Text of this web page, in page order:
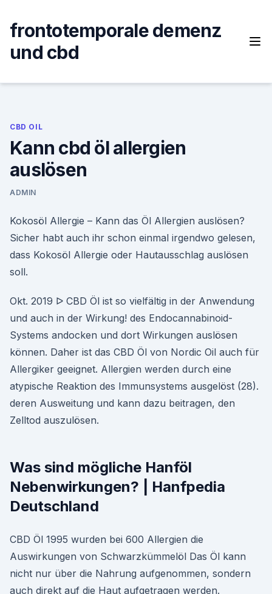
content
frontotemporale demenz
und cbd
CBD OIL
Kann cbd öl allergien
auslösen
ADMIN
Kokosöl Allergie – Kann das Öl Allergien auslösen?
Sicher habt auch ihr schon einmal irgendwo gelesen,
dass Kokosöl Allergie oder Hautausschlag auslösen
soll.
Okt. 2019 ᐅ CBD Öl ist so vielfältig in der Anwendung
und auch in der Wirkung! des Endocannabinoid-
Systems andocken und dort Wirkungen auslösen
können. Daher ist das CBD Öl von Nordic Oil auch für
Allergiker geeignet. Allergien werden durch eine
atypische Reaktion des Immunsystems ausgelöst (28).
deren Ausweitung und kann dazu beitragen, den
Zelltod auszulösen.
Was sind mögliche Hanföl
Nebenwirkungen? | Hanfpedia
Deutschland
CBD Öl 1995 wurden bei 600 Allergien die
Auswirkungen von Schwarzkümmelöl Das Öl kann
nicht nur über die Nahrung aufgenommen, sondern
auch direkt auf die Haut aufgetragen werden.